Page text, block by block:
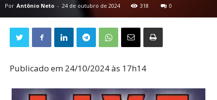
Por Antônio Neto - 24 de outubro de 2024 318 0
Publicado em 24/10/2024 às 17h14